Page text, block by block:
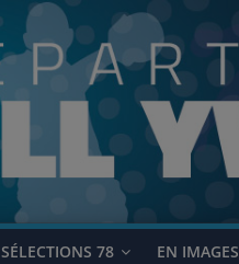
SÉLECTIONS 78 EN IMAGES